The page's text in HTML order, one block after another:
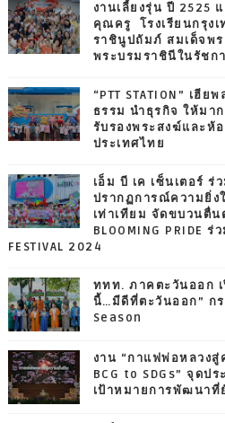
งานเลี้ยงรุ่น ปี 2525
คุณครู โรงเรียนกรุง
ราชินูปถัมภ์ สมเด็จพร
พระบรมราชินีในรัชก
“PTT STATION” เฮี
ธรรม นำธุรกิจ ให้มา
รับรองพระสงฆ์และห้
ประเทศไทย
เอ็ม บี เค เซ็นเตอร์ ร่
ปรากฏการณ์ความยิ่ง
เท่าเทียม จัดขบวนตื่น
BLOOMING PRIDE ร่
FESTIVAL 2024
ททท. ภาคตะวันออก
นี้…มีดีที่ตะวันออก” ก
Season
งาน “กาแฟพ่อหลวง
BCG to SDGs” จุดป
เป้าหมายการพัฒนาที่